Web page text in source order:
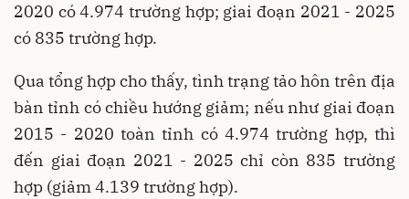
2020 có 4.974 trường hợp; giai đoạn 2021 - 2025
có 835 trường hợp.
Qua tổng hợp cho thấy, tình trạng tảo hôn trên địa
bàn tỉnh có chiều hướng giảm; nếu như giai đoạn
2015 - 2020 toàn tỉnh có 4.974 trường hợp, thì
đến giai đoạn 2021 - 2025 chỉ còn 835 trường
hợp (giảm 4.139 trường hợp).